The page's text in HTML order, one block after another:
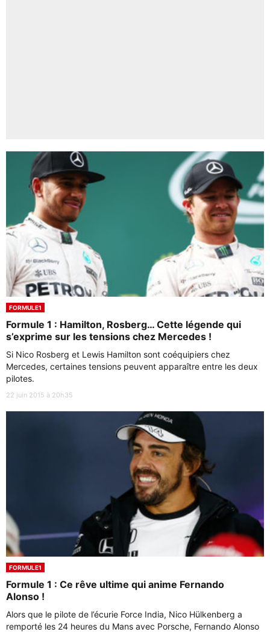
FORMULE1
Formule 1 : Hamilton, Rosberg… Cette légende qui
s’exprime sur les tensions chez Mercedes !
Si Nico Rosberg et Lewis Hamilton sont coéquipiers chez
Mercedes, certaines tensions peuvent apparaître entre les deux
pilotes.
22 juin 2015 à 20h35
FORMULE1
Formule 1 : Ce rêve ultime qui anime Fernando
Alonso !
Alors que le pilote de l’écurie Force India, Nico Hülkenberg a
remporté les 24 heures du Mans avec Porsche, Fernando Alonso